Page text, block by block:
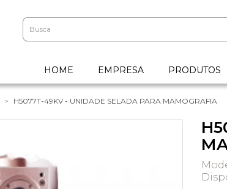
HOME EMPRESA PRODUTOS
H5077T-49KV - UNIDADE SELADA PARA MAMOGRAFIA